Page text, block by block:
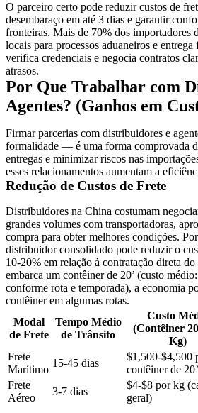
O parceiro certo pode reduzir custos de
desembaraço em até 3 dias e garantir
fronteiras. Mais de 70% dos importadores
locais para processos aduaneiros e
verifica credenciais e negocia contratos
atrasos.
Por Que Trabalhar com
Agentes? (Ganhos em
Firmar parcerias com distribuidores e
formalidade — é uma forma comprovada
entregas e minimizar riscos nas
esses relacionamentos aumentam a
Redução de Custos de Frete
Distribuidores na China costumam
grandes volumes com transportadoras,
compra para obter melhores condições.
distribuidor consolidado pode reduzir o
10-20% em relação à contratação direta
embarca um contêiner de 20’ (custo
conforme rota e temporada), a economia
contêiner em algumas rotas.
Modal
de Frete
Tempo Médio
de Trânsito
Custo
(Contêiner
Kg)
Frete
Marítimo
15-45 dias
$1,500-$4,500
contêiner de 20’
Frete
Aéreo
3-7 dias
$4-$8 por kg
geral)